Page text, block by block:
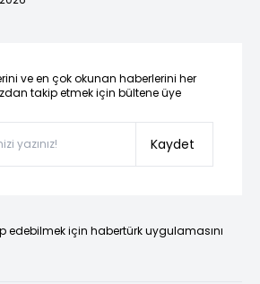
ve en çok okunan haberlerini her
takip etmek için bültene üye
Kaydet
edebilmek için habertürk uygulamasını